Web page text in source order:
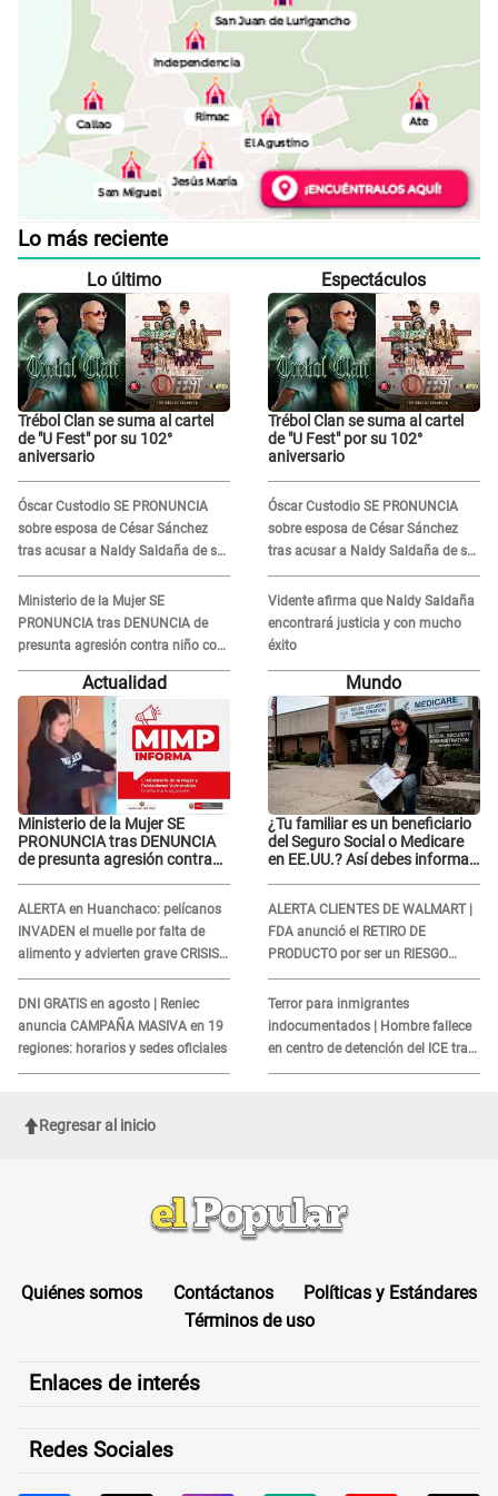
Lo más reciente
Lo último
Trébol Clan se suma al cartel
de "U Fest" por su 102°
aniversario
Óscar Custodio SE PRONUNCIA
sobre esposa de César Sánchez
tras acusar a Naldy Saldaña de ser
PAREJA del músico: "Lo dejo en
manos de la justicia"
Ministerio de la Mujer SE
PRONUNCIA tras DENUNCIA de
presunta agresión contra niño con
autismo en Surco
Espectáculos
Trébol Clan se suma al cartel
de "U Fest" por su 102°
aniversario
Óscar Custodio SE PRONUNCIA
sobre esposa de César Sánchez
tras acusar a Naldy Saldaña de ser
PAREJA del músico: "Lo dejo en
manos de la justicia"
Vidente afirma que Naldy Saldaña
encontrará justicia y con mucho
éxito
Actualidad
Ministerio de la Mujer SE
PRONUNCIA tras DENUNCIA
de presunta agresión contra
ALERTA en Huanchaco: pelícanos
INVADEN el muelle por falta de
alimento y advierten grave CRISIS
en el mar
DNI GRATIS en agosto | Reniec
anuncia CAMPAÑA MASIVA en 19
regiones: horarios y sedes oficiales
Mundo
¿Tu familiar es un beneficiario
del Seguro Social o Medicare
en EE.UU.? Así debes informar
ALERTA CLIENTES DE WALMART |
FDA anunció el RETIRO DE
PRODUCTO por ser un RIESGO
MORTAL para consumidores: ¿Cuál
es?
Terror para inmigrantes
indocumentados | Hombre fallece
en centro de detención del ICE tras
sufrir una "emergencia médica"
Regresar al inicio
Quiénes somos Contáctanos
Políticas y Estándares
Términos de uso
Enlaces de interés
Redes Sociales